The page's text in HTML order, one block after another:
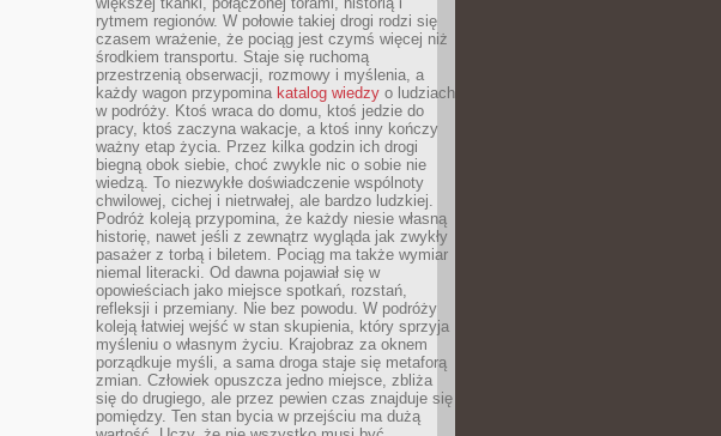
rytmem regionów. W połowie takiej drogi rodzi się
czasem wrażenie, że pociąg jest czymś więcej niż
środkiem transportu. Staje się ruchomą
przestrzenią obserwacji, rozmowy i myślenia, a
każdy wagon przypomina katalog wiedzy o ludziach
w podróży. Ktoś wraca do domu, ktoś jedzie do
pracy, ktoś zaczyna wakacje, a ktoś inny kończy
ważny etap życia. Przez kilka godzin ich drogi
biegną obok siebie, choć zwykle nic o sobie nie
wiedzą. To niezwykłe doświadczenie wspólnoty
chwilowej, cichej i nietrwałej, ale bardzo ludzkiej.
Podróż koleją przypomina, że każdy niesie własną
historię, nawet jeśli z zewnątrz wygląda jak zwykły
pasażer z torbą i biletem. Pociąg ma także wymiar
niemal literacki. Od dawna pojawiał się w
opowieściach jako miejsce spotkań, rozstań,
refleksji i przemiany. Nie bez powodu. W podróży
koleją łatwiej wejść w stan skupienia, który sprzyja
myśleniu o własnym życiu. Krajobraz za oknem
porządkuje myśli, a sama droga staje się metaforą
zmian. Człowiek opuszcza jedno miejsce, zbliża
się do drugiego, ale przez pewien czas znajduje się
pomiędzy. Ten stan bycia w przejściu ma dużą